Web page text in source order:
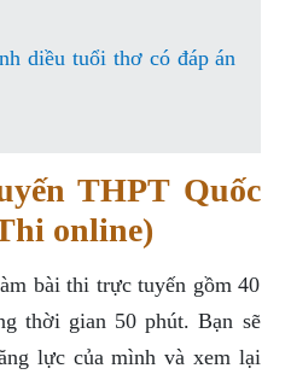
diều tuổi thơ có đáp án
THPT Quốc
online)
bài thi trực tuyến gồm 40
thời gian 50 phút. Bạn sẽ
lực của mình và xem lại